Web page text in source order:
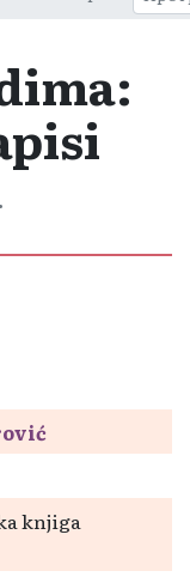
knjiga